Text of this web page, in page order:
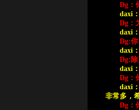
Dg
daxi
Dg
daxi
Dg:
daxi
Dg:
daxi
Dg
daxi
非常多，
Dg